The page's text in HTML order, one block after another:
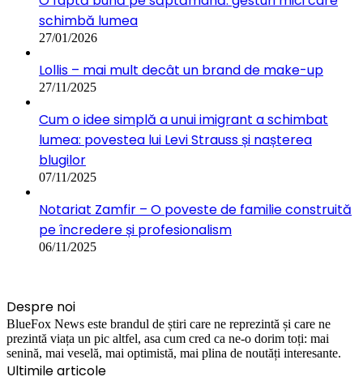
schimbă lumea
27/01/2026
Lollis – mai mult decât un brand de make-up
27/11/2025
Cum o idee simplă a unui imigrant a schimbat
lumea: povestea lui Levi Strauss și nașterea
blugilor
07/11/2025
Notariat Zamfir – O poveste de familie construită
pe încredere și profesionalism
06/11/2025
Despre noi
BlueFox News este brandul de știri care ne reprezintă și care ne
prezintă viața un pic altfel, asa cum cred ca ne-o dorim toți: mai
senină, mai veselă, mai optimistă, mai plina de noutăți interesante.
Ultimile articole